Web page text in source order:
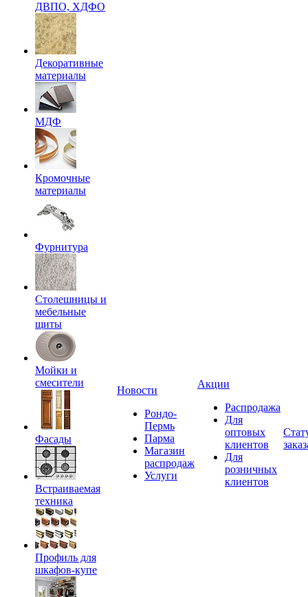
ДВПО, ХДФО
Декоративные
материалы
МДФ
Кромочные
материалы
Фурнитура
Столешницы и
мебельные
щиты
Мойки и
смесители
Фасады
Встраиваемая
техника
Профиль для
шкафов-купе
Новости
Рондо-
Пермь
Парма
Магазин
распродаж
Услуги
Акции
Распродажа
Для
оптовых
клиентов
Для
розничных
клиентов